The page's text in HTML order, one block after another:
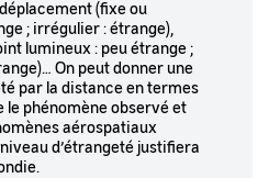
(fixe ou
; irrégulier : étrange),
lumineux : peu étrange ;
On peut donner une
par la distance en termes
le phénomène observé et
aérospatiaux
d’étrangeté justifiera